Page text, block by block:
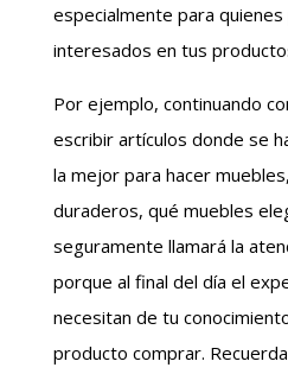
especialmente para
interesados en tus
Por ejemplo, continuando
escribir artículos donde se
la mejor para hacer
duraderos, qué muebles
seguramente llamará la
porque al final del día el
necesitan de tu
producto comprar.